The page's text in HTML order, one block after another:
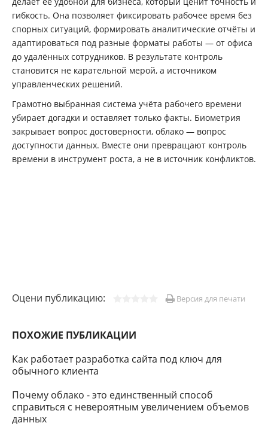
гибкость. Она позволяет фиксировать рабочее время без
спорных ситуаций, формировать аналитические отчёты и
адаптироваться под разные форматы работы — от офиса
до удалённых сотрудников. В результате контроль
становится не карательной мерой, а источником
управленческих решений.
Грамотно выбранная система учёта рабочего времени
убирает догадки и оставляет только факты. Биометрия
закрывает вопрос достоверности, облако — вопрос
доступности данных. Вместе они превращают контроль
времени в инструмент роста, а не в источник конфликтов.
Оцени публикацию: Версия для печати
ПОХОЖИЕ ПУБЛИКАЦИИ
Как работает разработка сайта под ключ для
обычного клиента
Почему облако - это единственный способ
справиться с невероятным увеличением объемов
данных